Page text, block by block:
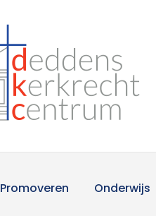
Promoveren Onderwijs